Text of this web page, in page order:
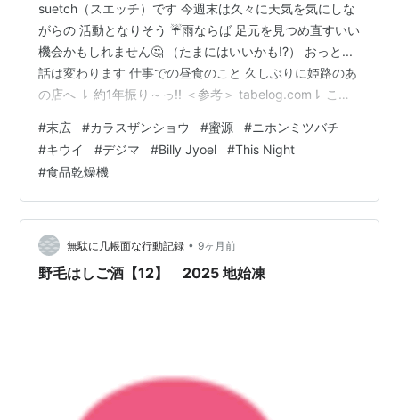
suetch（スエッチ）です 今週末は久々に天気を気にしな
がらの 活動となりそう ☔雨ならば 足元を見つめ直すいい
機会かもしれません🤔 （たまにはいいかも!?） おっと...
話は変わります 仕事での昼食のこと 久しぶりに姫路のあ
の店へ ⇂ 約1年振り～っ!! ＜参考＞ tabelog.com⇂ これ
もついて... お昼のランチ￥900😋 （お腹一杯、この後の
仕事に向かうのが辛かった～っ）予約するのがオススメ
です😊 １．12/13 天気予報では崩れる予報!? 晴れている
うちにと... まずは⛰山へ ①草刈 続きの作業「草刈」で
す ⇂ …
#末広 #カラスザンショウ #蜜源 #ニホンミツバチ
#キウイ #デジマ #Billy Jyoel #This Night
#食品乾燥機
無駄に几帳面な行動記録 • 9ヶ月前
野毛はしご酒【12】 2025 地始凍